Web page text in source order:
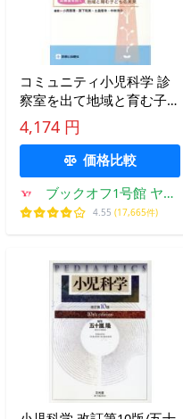
コミュニティ小児科学 診
察室を出て地域と育む子ど
もの未来 医療×保健×福祉×
保育×教育をつなぐ/小西
4,174 円
価格比較
ブックオフ1号館 ヤフ
ーショッピング店
4.55 (17,665件)